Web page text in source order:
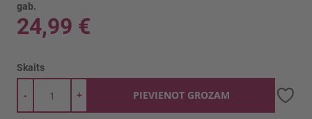
gab.
24,99 €
Skaits
+
- PIEVIENOT GROZAM